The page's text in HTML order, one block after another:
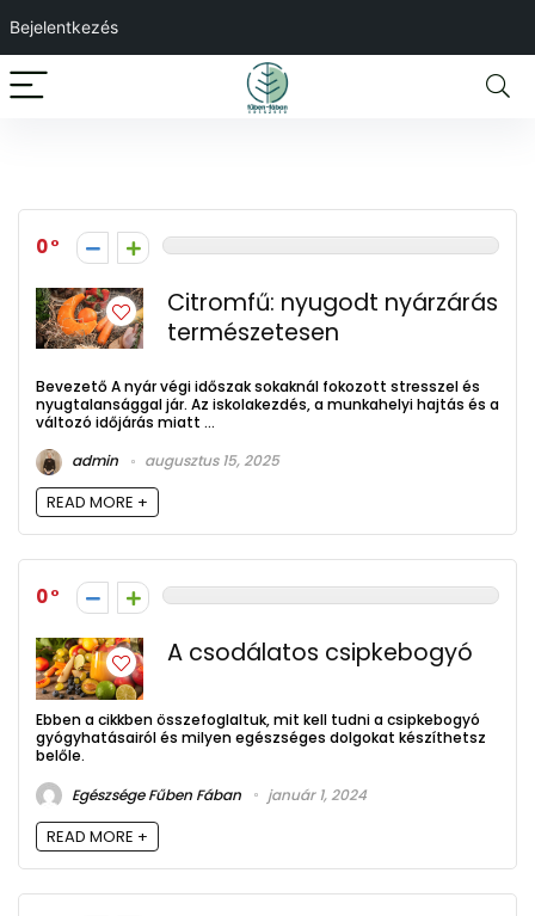
Bejelentkezés
0
Citromfű: nyugodt nyárzárás
természetesen
Bevezető A nyár végi időszak sokaknál fokozott stresszel és
nyugtalansággal jár. Az iskolakezdés, a munkahelyi hajtás és a
változó időjárás miatt ...
admin
augusztus 15, 2025
READ MORE +
0
A csodálatos csipkebogyó
Ebben a cikkben összefoglaltuk, mit kell tudni a csipkebogyó
gyógyhatásairól és milyen egészséges dolgokat készíthetsz
belőle.
Egészsége Fűben Fában
január 1, 2024
READ MORE +